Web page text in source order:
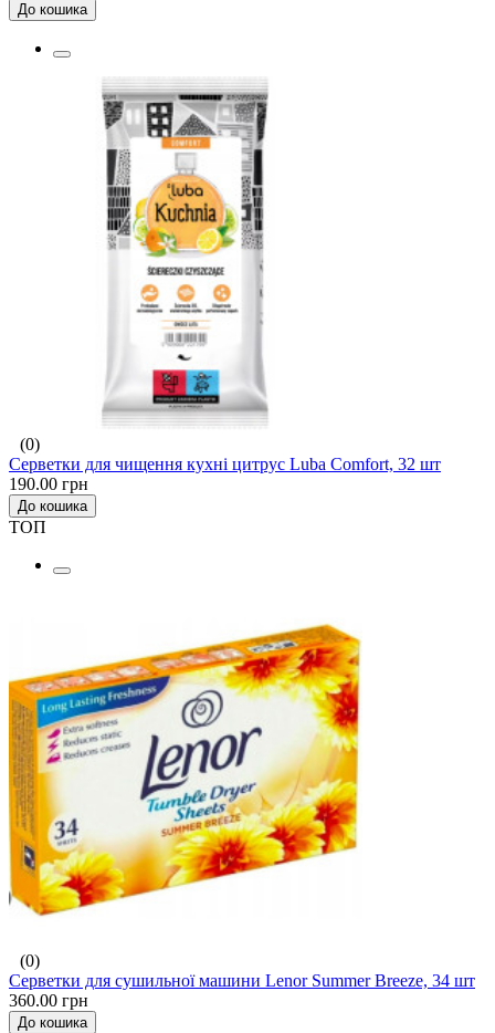
До кошика
(0)
Серветки для чищення кухні цитрус Luba Comfort, 32 шт
190.00 грн
До кошика
ТОП
(0)
Серветки для сушильної машини Lenor Summer Breeze, 34 шт
360.00 грн
До кошика